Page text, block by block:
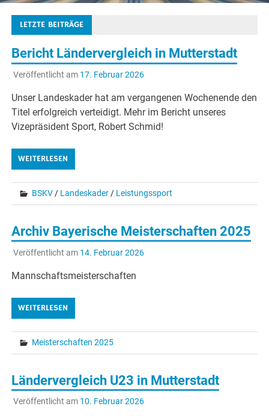
LETZTE BEITRÄGE
Bericht Ländervergleich in Mutterstadt
Veröffentlicht am 17. Februar 2026
Unser Landeskader hat am vergangenen Wochenende den
Titel erfolgreich verteidigt. Mehr im Bericht unseres
Vizepräsident Sport, Robert Schmid!
WEITERLESEN
BSKV/ Landeskader/ Leistungssport
Archiv Bayerische Meisterschaften 2025
Veröffentlicht am 14. Februar 2026
Mannschaftsmeisterschaften
WEITERLESEN
Meisterschaften 2025
Ländervergleich U23 in Mutterstadt
Veröffentlicht am 10. Februar 2026